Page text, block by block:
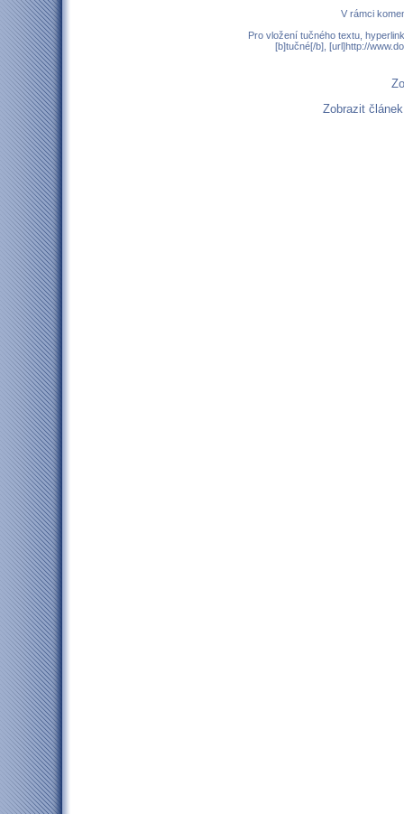
V rámci
Pro vložení tučného textu,
[b]tučné[/b], [url]http://
Zobrazit